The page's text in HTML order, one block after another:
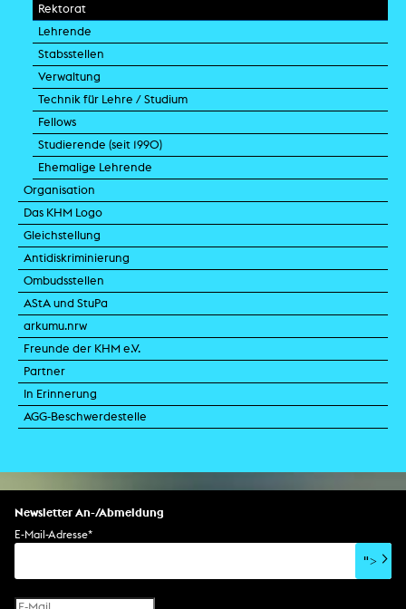
Rektorat
Lehrende
Stabsstellen
Verwaltung
Technik für Lehre / Studium
Fellows
Studierende (seit 1990)
Ehemalige Lehrende
Organisation
Das KHM Logo
Gleichstellung
Antidiskriminierung
Ombudsstellen
AStA und StuPa
arkumu.nrw
Freunde der KHM e.V.
Partner
In Erinnerung
AGG-Beschwerdestelle
Newsletter An-/Abmeldung
E-Mail-Adresse*
">